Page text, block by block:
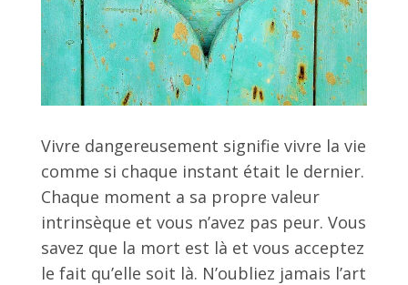
Vivre dangereusement signifie vivre la vie
comme si chaque instant était le dernier.
Chaque moment a sa propre valeur
intrinsèque et vous n’avez pas peur. Vous
savez que la mort est là et vous acceptez
le fait qu’elle soit là. N’oubliez jamais l’art